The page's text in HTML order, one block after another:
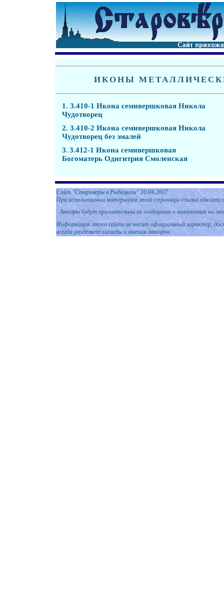
ИКОНЫ
1. 3.410-1 Икона семивершковая Никола
Чудотворец
2. 3.410-2 Икона семивершковая Никола
Чудотворец без эмалей
3. 3.412-1 Икона семивершковая
Богоматерь Одигитрия Смоленская
Сайт"Староверы в Рыбацком" 10.04.2017
При использовании материалов этой страницы ссылка
Авторы будут признательны за сообщения о выявленных на
Информация этого сайта не носит официальный характер,
всегда разделяет взгляды и мнения авторов.